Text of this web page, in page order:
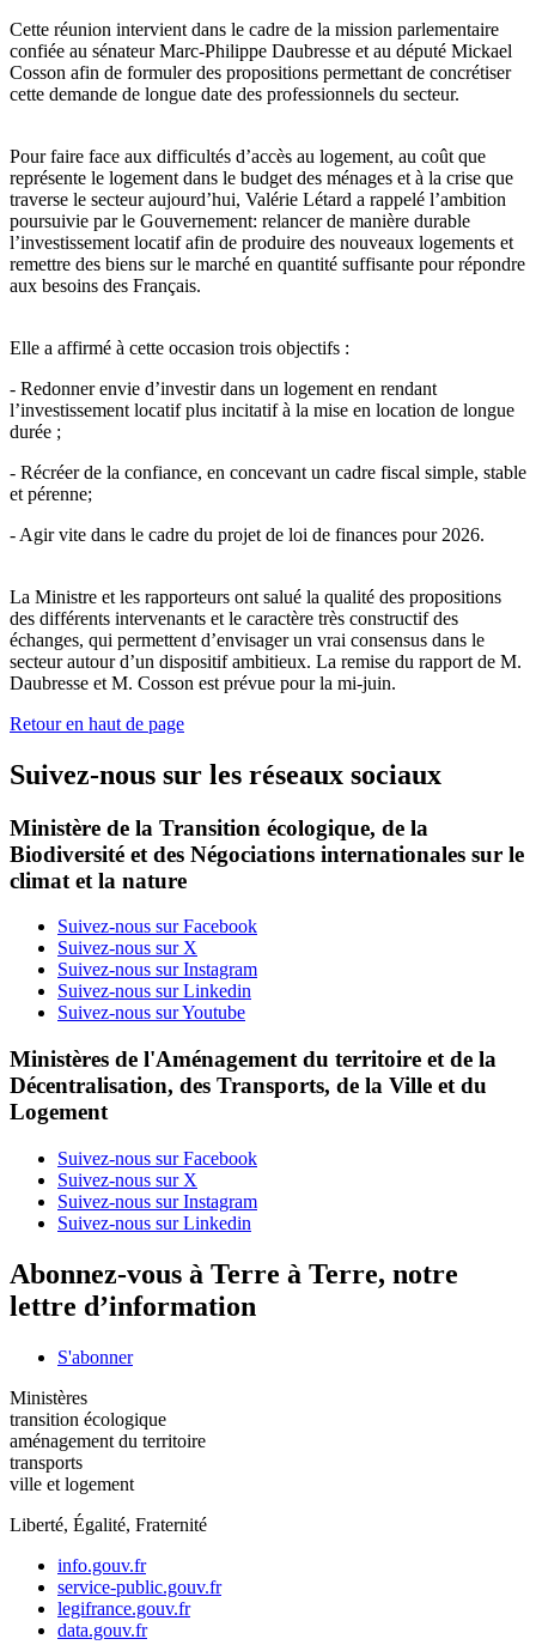
Cette réunion intervient dans le cadre de la mission parlementaire
confiée au sénateur Marc-Philippe Daubresse et au député Mickael
Cosson afin de formuler des propositions permettant de concrétiser
cette demande de longue date des professionnels du secteur.
Pour faire face aux difficultés d’accès au logement, au coût que
représente le logement dans le budget des ménages et à la crise que
traverse le secteur aujourd’hui, Valérie Létard a rappelé l’ambition
poursuivie par le Gouvernement: relancer de manière durable
l’investissement locatif afin de produire des nouveaux logements et
remettre des biens sur le marché en quantité suffisante pour répondre
aux besoins des Français.
Elle a affirmé à cette occasion trois objectifs :
- Redonner envie d’investir dans un logement en rendant
l’investissement locatif plus incitatif à la mise en location de longue
durée ;
- Récréer de la confiance, en concevant un cadre fiscal simple, stable
et pérenne;
- Agir vite dans le cadre du projet de loi de finances pour 2026.
La Ministre et les rapporteurs ont salué la qualité des propositions
des différents intervenants et le caractère très constructif des
échanges, qui permettent d’envisager un vrai consensus dans le
secteur autour d’un dispositif ambitieux. La remise du rapport de M.
Daubresse et M. Cosson est prévue pour la mi-juin.
Retour en haut de page
Suivez-nous sur les réseaux sociaux
Ministère de la Transition écologique, de la
Biodiversité et des Négociations internationales sur le
climat et la nature
Suivez-nous sur Facebook
Suivez-nous sur X
Suivez-nous sur Instagram
Suivez-nous sur Linkedin
Suivez-nous sur Youtube
Ministères de l'Aménagement du territoire et de la
Décentralisation, des Transports, de la Ville et du
Logement
Suivez-nous sur Facebook
Suivez-nous sur X
Suivez-nous sur Instagram
Suivez-nous sur Linkedin
Abonnez-vous à Terre à Terre, notre
lettre d’information
S'abonner
Ministères
transition écologique
aménagement du territoire
transports
ville et logement
Liberté, Égalité, Fraternité
info.gouv.fr
service-public.gouv.fr
legifrance.gouv.fr
data.gouv.fr